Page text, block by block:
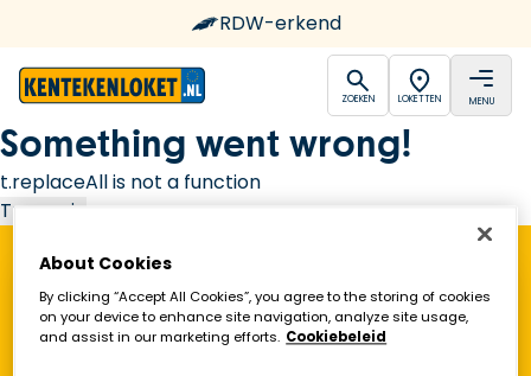
RDW-erkend
open
ZOEKEN LOKETTEN MENU
Something went wrong!
t.replaceAll is not a function
Try again
Vind een Kentekenloket in de buurt!
About Cookies
By clicking “Accept All Cookies”, you agree to the storing of cookies
on your device to enhance site navigation, analyze site usage,
and assist in our marketing efforts. Cookiebeleid